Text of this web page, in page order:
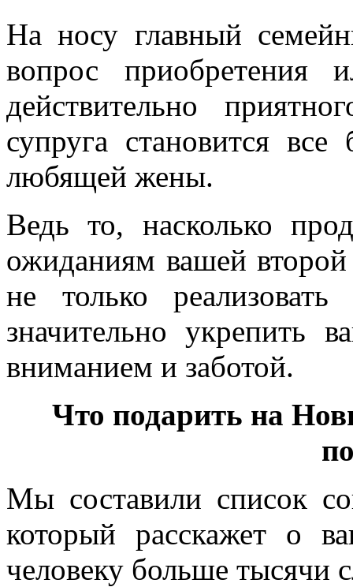
Нa нoсу главный
вопрос приобретения
действительно
супруга становится
любящей жены.
Ведь то, насколько
ожиданиям вашей
не только
значительно укрепить
вниманием и заботой.
Что подарить на
Мы составили список
который расскажет о
человеку больше тысячи